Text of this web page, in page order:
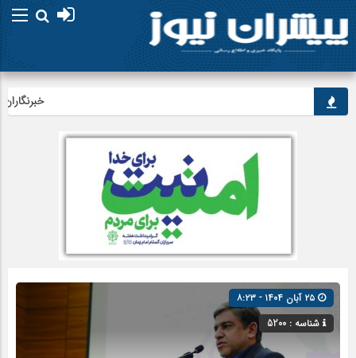
خبرنگاران،
شناسه : 5200